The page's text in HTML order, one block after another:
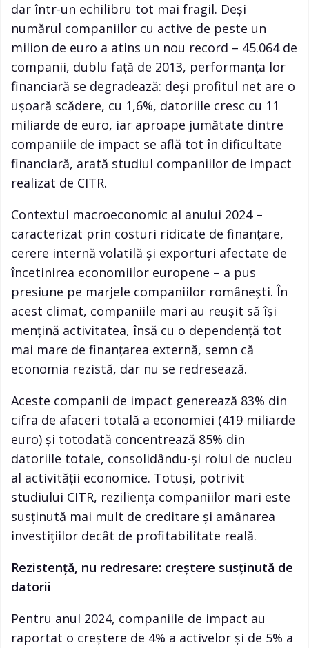
dar într-un echilibru tot mai fragil. Deși
numărul companiilor cu active de peste un
milion de euro a atins un nou record – 45.064 de
companii, dublu față de 2013, performanța lor
financiară se degradează: deși profitul net are o
ușoară scădere, cu 1,6%, datoriile cresc cu 11
miliarde de euro, iar aproape jumătate dintre
companiile de impact se află tot în dificultate
financiară, arată studiul companiilor de impact
realizat de CITR.
Contextul macroeconomic al anului 2024 –
caracterizat prin costuri ridicate de finanțare,
cerere internă volatilă și exporturi afectate de
încetinirea economiilor europene – a pus
presiune pe marjele companiilor românești. În
acest climat, companiile mari au reușit să își
mențină activitatea, însă cu o dependență tot
mai mare de finanțarea externă, semn că
economia rezistă, dar nu se redresează.
Aceste companii de impact generează 83% din
cifra de afaceri totală a economiei (419 miliarde
euro) și totodată concentrează 85% din
datoriile totale, consolidându-și rolul de nucleu
al activității economice. Totuși, potrivit
studiului CITR, reziliența companiilor mari este
susținută mai mult de creditare și amânarea
investițiilor decât de profitabilitate reală.
Rezistență, nu redresare: creștere susținută de
datorii
Pentru anul 2024, companiile de impact au
raportat o creștere de 4% a activelor și de 5% a